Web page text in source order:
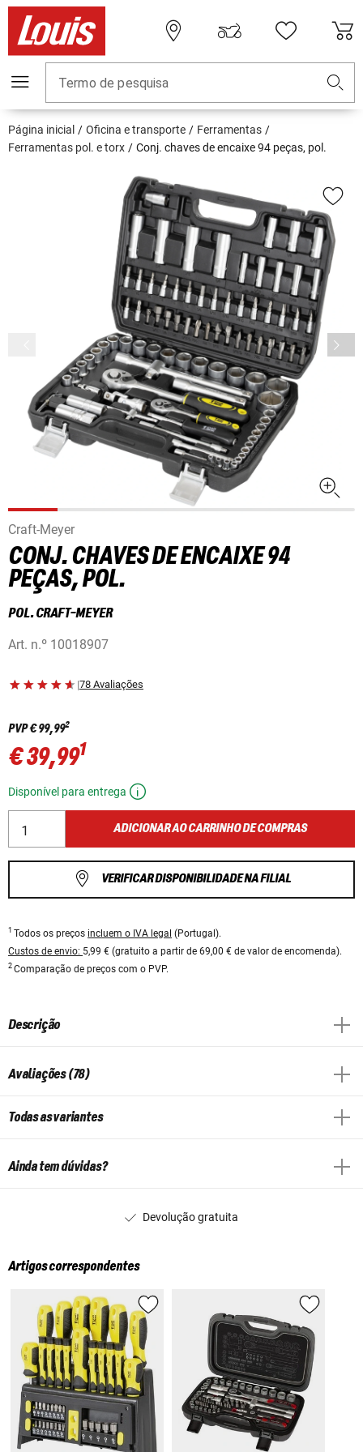
Termo de pesquisa
Página inicial Oficina e transporte
Ferramentas
Ferramentas pol. e torx
Conj. chaves de encaixe 94 peças, pol.
Craft-Meyer
CONJ. CHAVES DE ENCAIXE 94
PEÇAS, POL.
POL. CRAFT-MEYER
Art. n.º 10018907
|78 Avaliações
PVP€ 99,992
€ 39,991
Disponível para entrega
ADICIONAR AO CARRINHO DE COMPRAS
VERIFICAR DISPONIBILIDADE NA FILIAL
1 Todos os preços incluem o IVA legal (Portugal).
Custos de envio: 5,99 € (gratuito a partir de 69,00 € de valor de encomenda).
2 Comparação de preços com o PVP.
Descrição
Avaliações (78)
Todas as variantes
Ainda tem dúvidas?
Devolução gratuita
Artigos correspondentes